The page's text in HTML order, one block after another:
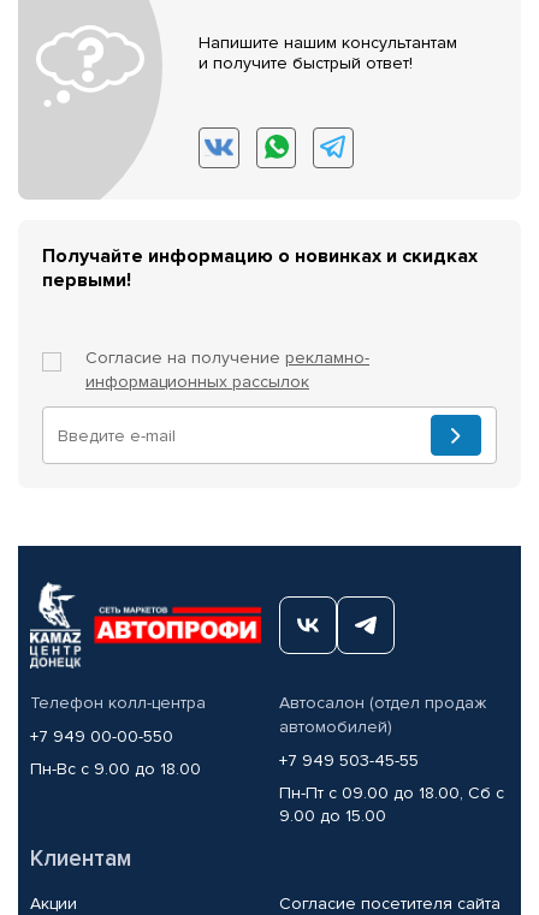
Напишите нашим консультантам
и получите быстрый ответ!
Получайте информацию о новинках и скидках
первыми!
Согласие на получение рекламно-
информационных рассылок
Телефон колл-центра
+7 949 00-00-550
Пн-Вс с 9.00 до 18.00
Автосалон (отдел продаж
автомобилей)
+7 949 503-45-55
Пн-Пт с 09.00 до 18.00, Сб с
9.00 до 15.00
Клиентам
Акции Согласие посетителя сайта